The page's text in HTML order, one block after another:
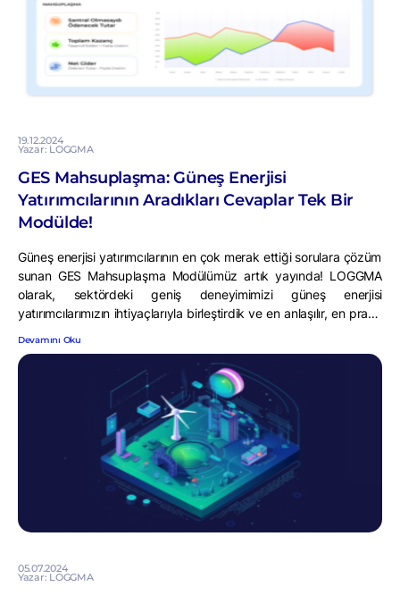
19.12.2024
Yazar: LOGGMA
GES Mahsuplaşma: Güneş Enerjisi
Yatırımcılarının Aradıkları Cevaplar Tek Bir
Modülde!
Güneş enerjisi yatırımcılarının en çok merak ettiği sorulara çözüm
sunan GES Mahsuplaşma Modülümüz artık yayında! LOGGMA
olarak, sektördeki geniş deneyimimizi güneş enerjisi
yatırımcılarımızın ihtiyaçlarıyla birleştirdik ve en anlaşılır, en pratik
Somut Verilerle Değerlendirin Şirket yöneticileri olarak yaptığımız
her yatırımın geri dönüşünü görmek isteriz. Bazı yatırımlar somut
verilerle ölçülebilirken, bazıları […]
Devamını Oku
05.07.2024
Yazar: LOGGMA